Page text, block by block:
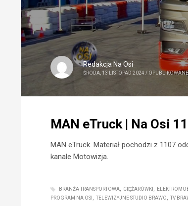
Redakcja Na Osi
ŚRODA, 13 LISTOPAD 2024 /
MAN eTruck | Na Osi
MAN eTruck. Materiał pochodzi z 1107
kanale Motowizja.
BRANŻA TRANSPORTOWA CIĘŻARÓWKI
PROGRAM NA OSI
TELEWIZYJNE STUDIO BRAWO TV